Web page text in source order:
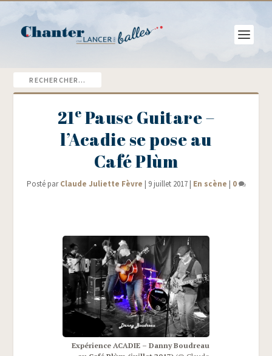
21e Pause Guitare –
l’Acadie se pose au
Café Plùm
Posté parClaude Juliette Fèvre | 9 juillet 2017| En scène | 0
Expé­rience ACADIE – Dan­ny Bou­dreau